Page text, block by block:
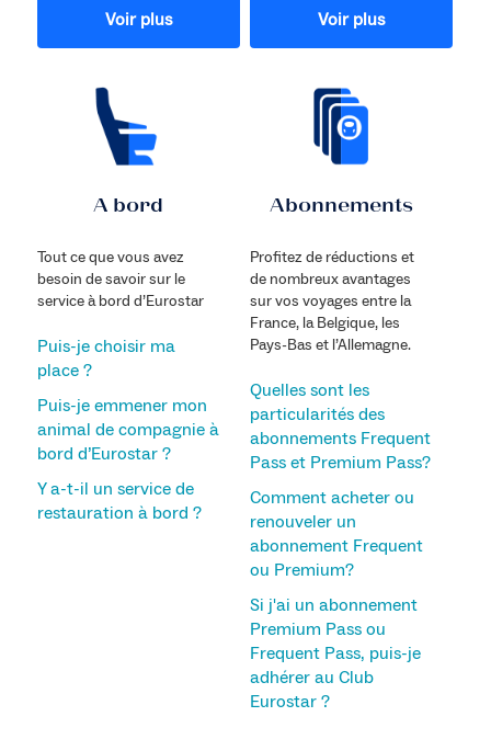
Voir plus Voir plus
A bord
Tout ce que vous avez
besoin de savoir sur le
service à bord d’Eurostar
Puis-je choisir ma
place ?
Puis-je emmener mon
animal de compagnie à
bord d’Eurostar ?
Y a-t-il un service de
restauration à bord ?
Abonnements
Profitez de réductions et
de nombreux avantages
sur vos voyages entre la
France, la Belgique, les
Pays-Bas et l’Allemagne.
Quelles sont les
particularités des
abonnements Frequent
Pass et Premium Pass?
Comment acheter ou
renouveler un
abonnement Frequent
ou Premium?
Si j'ai un abonnement
Premium Pass ou
Frequent Pass, puis-je
adhérer au Club
Eurostar ?